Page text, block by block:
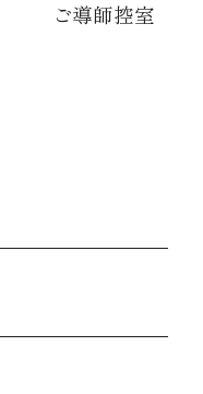
ご導師控室